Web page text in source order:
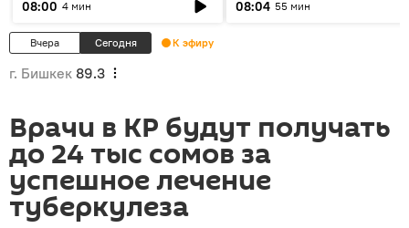
08:00 4 мин
08:04 55 мин
Вчера Сегодня К эфиру
г. Бишкек 89.3
Врачи в КР будут получать
до 24 тыс сомов за
успешное лечение
туберкулеза